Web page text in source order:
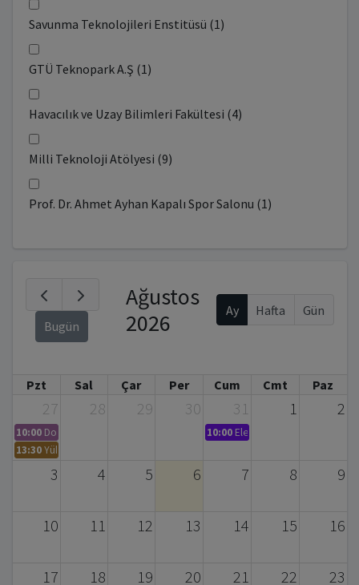
Savunma Teknolojileri Enstitüsü (1)
GTÜ Teknopark A.Ş (1)
Havacılık ve Uzay Bilimleri Fakültesi (4)
Milli Teknoloji Atölyesi (9)
Prof. Dr. Ahmet Ayhan Kapalı Spor Salonu (1)
Bugün
Ağustos
2026
Ay Hafta Gün
Pzt Sal Çar Per Cum Cmt Paz
27 28 29 30 31 1 2
10:00 Doktora Tez Savunma Sınavı Daveti – Serpil BAYRAKTAR
10:00 Elementel Analiz ve CHNS
13:30 Yüksek Lisans Tez Savunması
3 4 5 6 7 8 9
10 11 12 13 14 15 16
17 18 19 20 21 22 23